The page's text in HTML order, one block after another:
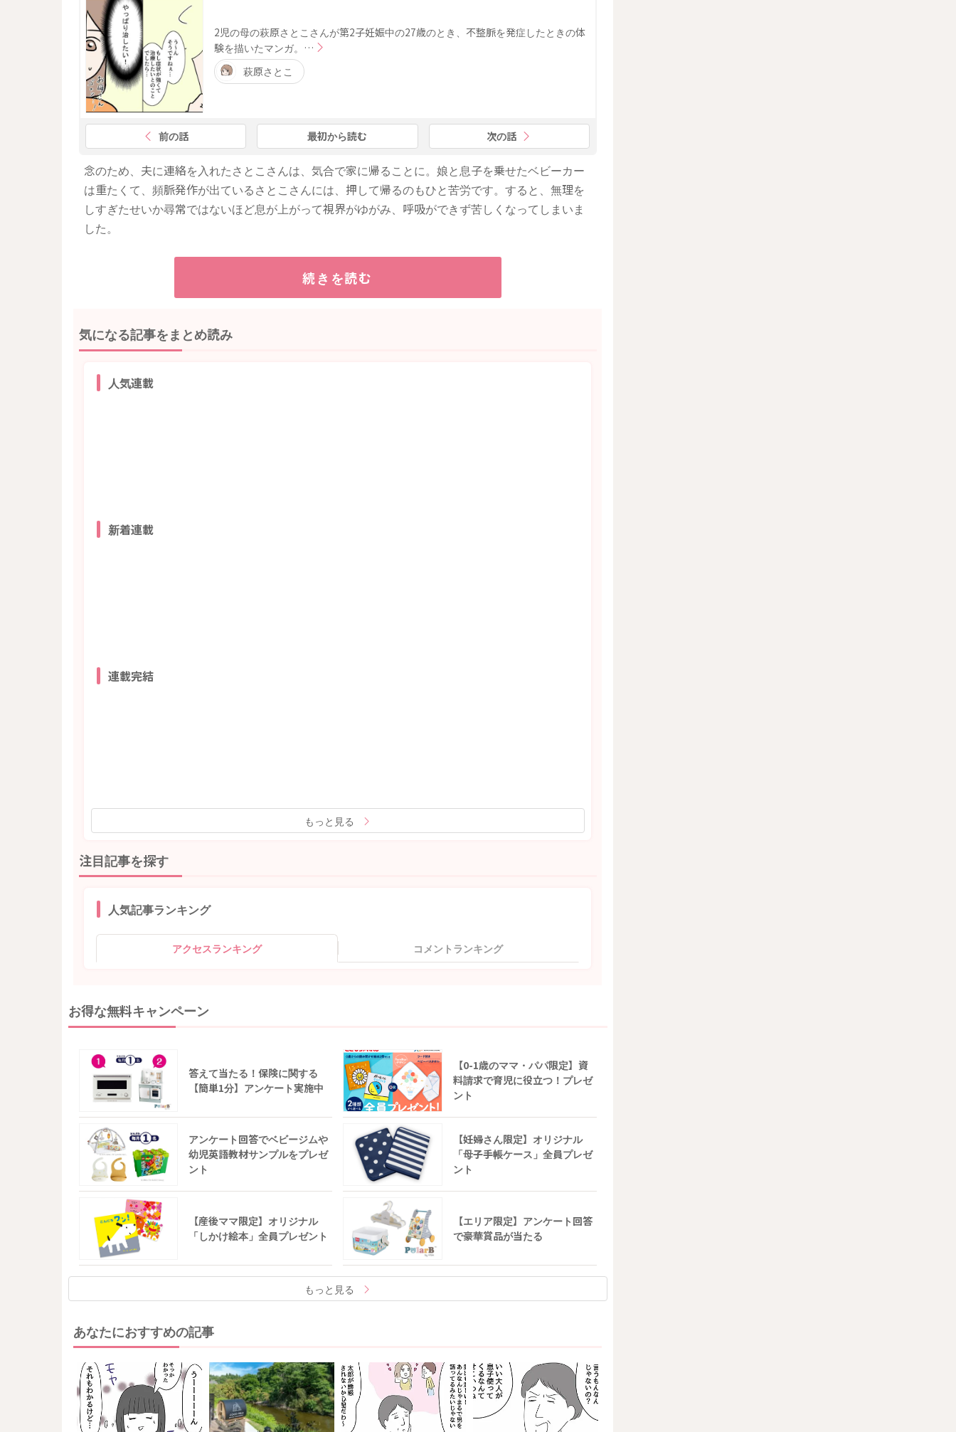
2児の母の萩原さとこさんが第2子妊娠中の27歳のとき、不整脈を発症したときの体
験を描いたマンガ。…
萩原さとこ
前の話 最初から読む 次の話
念のため、夫に連絡を入れたさとこさんは、気合で家に帰ることに。娘と息子を乗せたベビーカー
は重たくて、頻脈発作が出ているさとこさんには、押して帰るのもひと苦労です。すると、無理を
しすぎたせいか尋常ではないほど息が上がって視界がゆがみ、呼吸ができず苦しくなってしまいま
した。
続きを読む
気になる記事をまとめ読み
人気連載
新着連載
連載完結
もっと見る
注目記事を探す
人気記事ランキング
アクセスランキング コメントランキング
お得な無料キャンペーン
答えて当たる！保険に関する
【簡単1分】アンケート実施中
【0-1歳のママ・パパ限定】資
料請求で育児に役立つ！プレゼ
ント
アンケート回答でベビージムや
幼児英語教材サンプルをプレゼ
ント
【妊婦さん限定】オリジナル
「母子手帳ケース」全員プレゼ
ント
【産後ママ限定】オリジナル
「しかけ絵本」全員プレゼント
【エリア限定】アンケート回答
で豪華賞品が当たる
もっと見る
あなたにおすすめの記事